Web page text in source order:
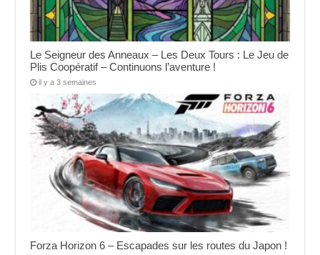
Le Seigneur des Anneaux – Les Deux Tours : Le Jeu de
Plis Coopératif – Continuons l’aventure !
il y a 3 semaines
Forza Horizon 6 – Escapades sur les routes du Japon !